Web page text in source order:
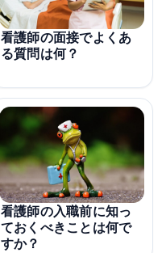
看護師の面接でよくあ
る質問は何？
看護師の入職前に知っ
ておくべきことは何で
すか？